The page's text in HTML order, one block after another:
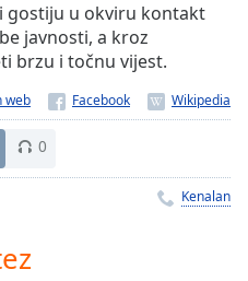
gostiju u okviru kontakt
javnosti, a kroz
brzu i točnu vijest.
web
0
Kenalan